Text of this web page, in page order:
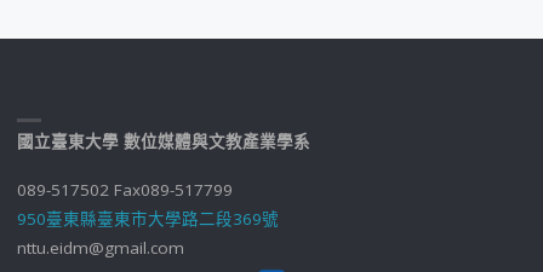
國立臺東大學 數位媒體與文教產業學系
089-517502 Fax089-517799
950臺東縣臺東市大學路二段369號
nttu.eidm@gmail.com